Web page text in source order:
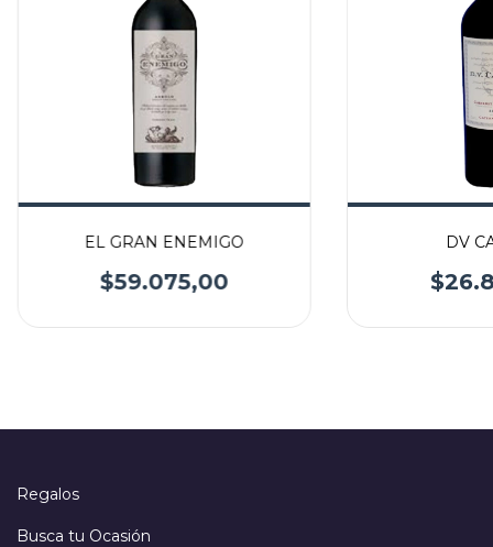
EL GRAN ENEMIGO
$59.075,00
DV
Regalos
Busca tu Ocasión